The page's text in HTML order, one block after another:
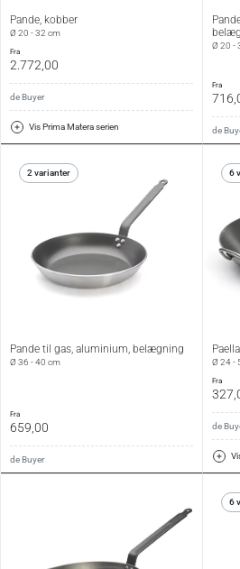
Pande, kobber
Ø 20 - 32 cm
fra
2.772,00
de Buyer
Vis Prima Matera serien
Ø 20 -
fra
de
2 varianter
Pande til gas, aluminium, belægning
Ø 36 - 40 cm
fra
659,00
de Buyer
6
Ø 24 -
fra
de
6